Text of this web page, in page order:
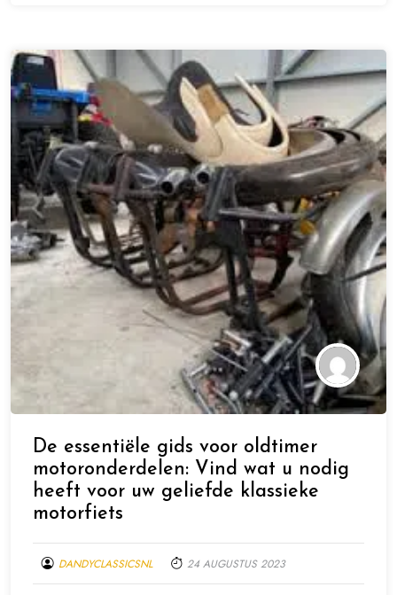
De essentiële gids voor oldtimer
motoronderdelen: Vind wat u nodig
heeft voor uw geliefde klassieke
motorfiets
DANDYCLASSICSNL 24 AUGUSTUS 2023